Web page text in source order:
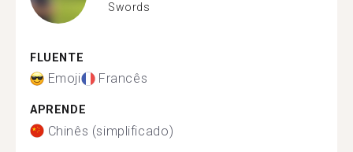
Swords
FLUENTE
Emoji Francês
APRENDE
Chinês (simplificado)